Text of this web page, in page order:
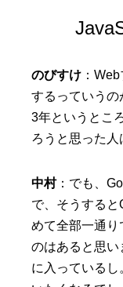
のびすけ ：
するっていうの
3年というとこ
ろうと思った人
中村：でも、
で、そうする
めて全部一通り
のはあると思い
に入っている